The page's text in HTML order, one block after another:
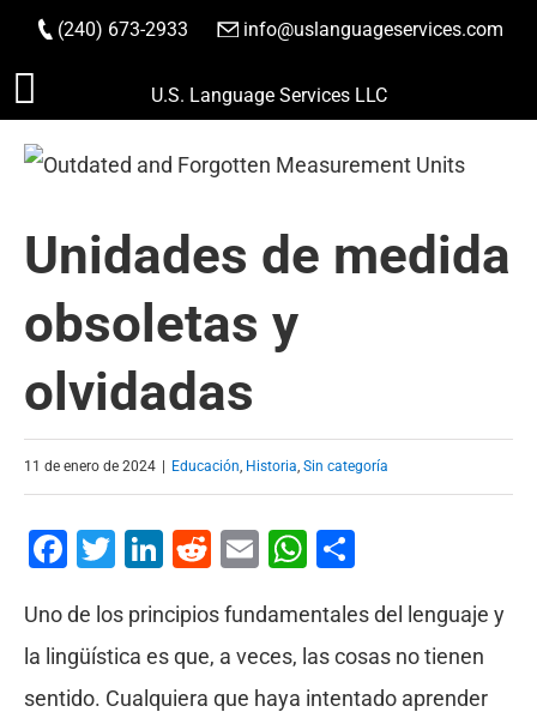
Saltar
contenido
(240) 673-2933 info@uslanguageservices.com
HACER PEDIDO
U.S. Language Services LLC
Unidades de medida
obsoletas y
olvidadas
11 de enero de 2024 Educación, Historia, Sin categoría
Facebook
Twitter
LinkedIn
Reddit
EmailWhatsApp
Uno de los principios fundamentales del lenguaje y
la lingüística es que, a veces, las cosas no tienen
sentido. Cualquiera que haya intentado aprender